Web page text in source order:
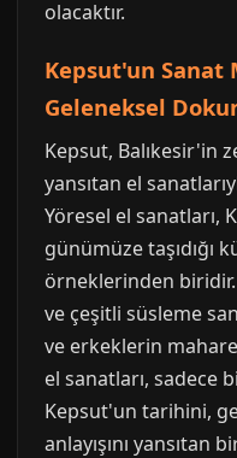
olacaktır.
Kepsut'un Sanat
Geleneksel
Kepsut, Balıkesir'in
yansıtan el
Yöresel el sanatları,
günümüze taşıdığı
örneklerinden biridir.
ve çeşitli süsleme
ve erkeklerin
el sanatları, sadece
Kepsut'un tarihini,
anlayışını yansıtan